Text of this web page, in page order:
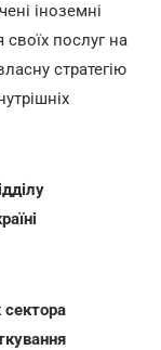
іноземні
своїх послуг на
стратегію